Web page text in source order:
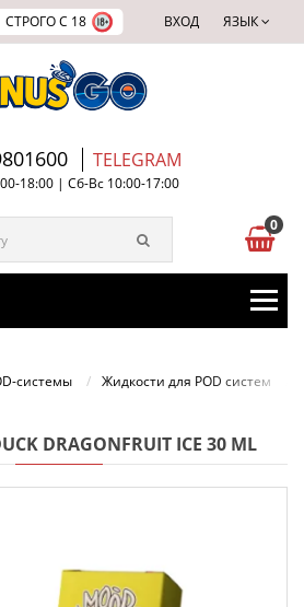
СТРОГО С 18 ЯЗЫК
ВХОД
TELEGRAM
18:00 | Сб-Вс 10:00-17:00
0
системы Жидкости для POD систем
DRAGONFRUIT ICE 30 ML